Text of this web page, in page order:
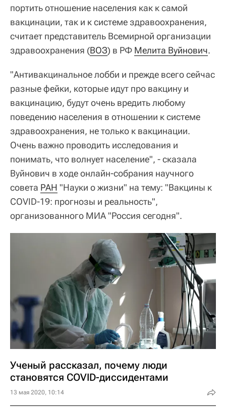
портить отношение населения как к самой
вакцинации, так и к системе здравоохранения,
считает представитель Всемирной организации
здравоохранения (ВОЗ) в РФ Мелита Вуйнович.
"Антивакцинальное лобби и прежде всего сейчас
разные фейки, которые идут про вакцину и
вакцинацию, будут очень вредить любому
поведению населения в отношении к системе
здравоохранения, не только к вакцинации.
Очень важно проводить исследования и
понимать, что волнует население", - сказала
Вуйнович в ходе онлайн-собрания научного
совета РАН "Науки о жизни" на тему: "Вакцины к
COVID-19: прогнозы и реальность",
организованного МИА "Россия сегодня".
Ученый рассказал, почему люди
становятся COVID-диссидентами
13 мая 2020, 10:14